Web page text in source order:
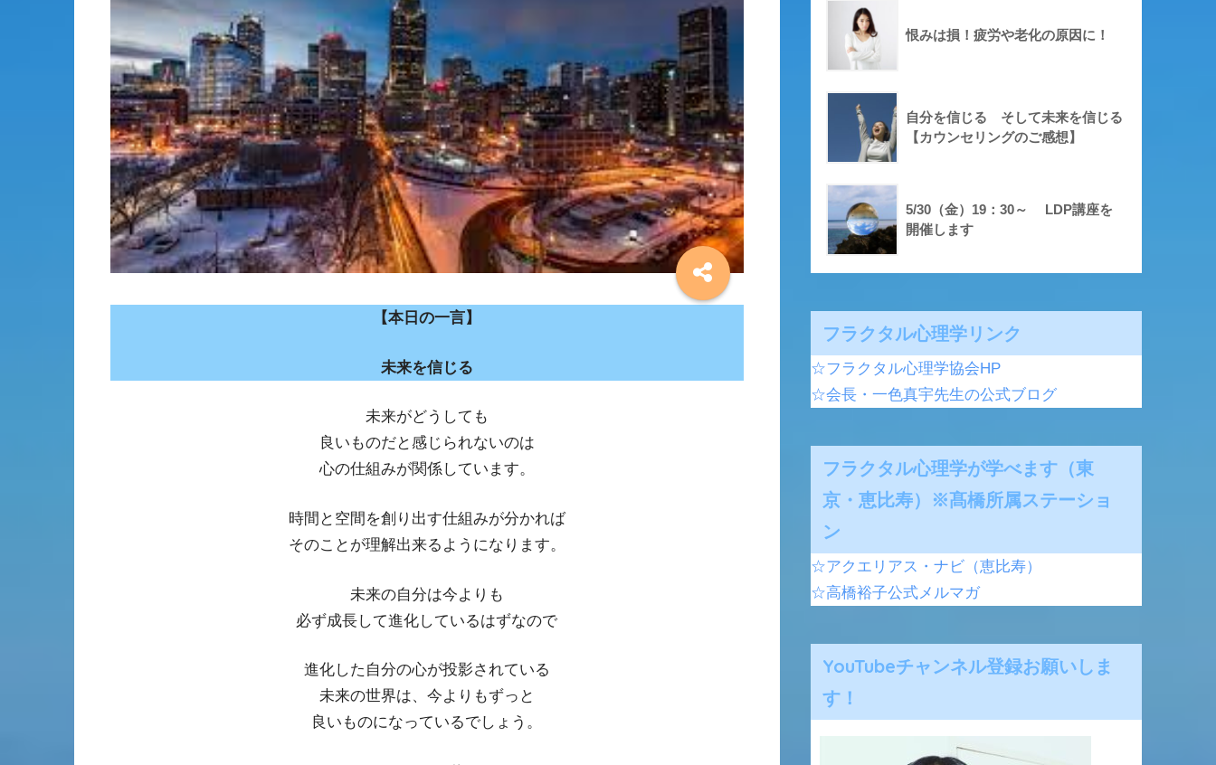
【本日の一言】
未来を信じる
未来がどうしても
良いものだと感じられないのは
心の仕組みが関係しています。
時間と空間を創り出す仕組みが分かれば
そのことが理解出来るようになります。
未来の自分は今よりも
必ず成長して進化しているはずなので
進化した自分の心が投影されている
未来の世界は、今よりもずっと
良いものになっているでしょう。
恨みは損！疲労や老化の原因に！
自分を信じる そして未来を信じる
【カウンセリングのご感想】
5/30（金）19：30～ LDP講座を
開催します
フラクタル心理学リンク
☆フラクタル心理学協会HP
☆会長・一色真宇先生の公式ブログ
フラクタル心理学が学べます（東
京・恵比寿）※髙橋所属ステーショ
ン
☆アクエリアス・ナビ（恵比寿）
☆高橋裕子公式メルマガ
YouTubeチャンネル登録お願いしま
す！